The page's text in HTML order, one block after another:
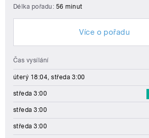
Délka pořadu: 56 minut
Více o pořadu
Čas vysílání
úterý 18:04, středa 3:00
středa 3:00
středa 3:00
středa 3:00